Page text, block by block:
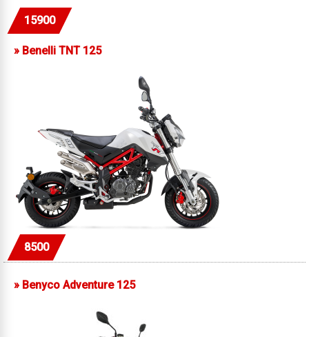
15900
» Benelli TNT 125
8500
» Benyco Adventure 125